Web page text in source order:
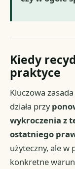
Kiedy
praktyce
Kluczowa
działa przy
wykroczenia z
ostatniego
użyteczny, ale w
konkretne